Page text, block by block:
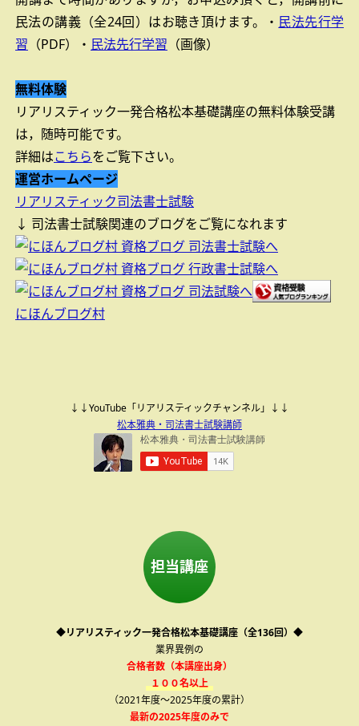
民法の講義（全24回）はお聴き頂けます。
・ 民法先行学
習 （PDF） ・ 民法先行学習 （画像）
無料体験
リアリスティック一発合格松本基礎講座の無料体験受講
は，随時可能です。
詳細はこちらをご覧下さい。
運営ホームページ
リアリスティック司法書士試験
↓ 司法書士試験関連のブログをご覧になれます
にほんブログ村
↓↓YouTube「リアリスティックチャンネル」↓↓
松本雅典・司法書士試験講師
担当講座
◆リアリスティック一発合格松本基礎講座（全136回）◆
業界異例の
合格者数（本講座出身）
１００名以上
（2021年度～2025年度の累計）
最新の2025年度のみで